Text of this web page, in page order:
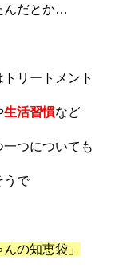
んだとか…
リートメント
生活習慣など
つについても
うで
んの知恵袋」